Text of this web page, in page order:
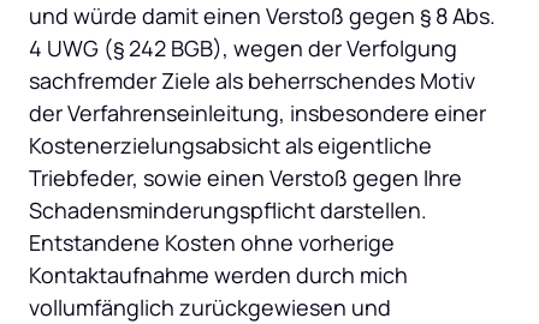
und würde damit einen Verstoß gegen § 8 Abs.
4 UWG (§ 242 BGB), wegen der Verfolgung
sachfremder Ziele als beherrschendes Motiv
der Verfahrenseinleitung, insbesondere einer
Kostenerzielungsabsicht als eigentliche
Triebfeder, sowie einen Verstoß gegen Ihre
Schadensminderungspflicht darstellen.
Entstandene Kosten ohne vorherige
Kontaktaufnahme werden durch mich
vollumfänglich zurückgewiesen und